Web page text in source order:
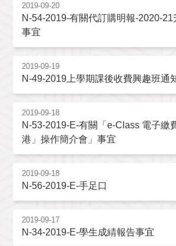
2019-09-20
N-54-2019-有關代訂購明報-2020-
事宜
2019-09-19
N-49-2019上學期課後收費興趣班通
2019-09-18
N-53-2019-E-有關「e-Class 電子繳
港」操作簡介會」事宜
2019-09-18
N-56-2019-E-手足口
2019-09-17
N-34-2019-E-學生成綪報告事宜